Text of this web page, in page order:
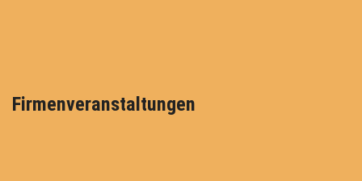
Firmenveranstaltungen